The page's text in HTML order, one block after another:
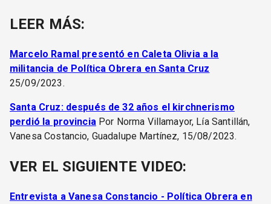
LEER MÁS:
Marcelo Ramal presentó en Caleta Olivia a la
militancia de Política Obrera en Santa Cruz
25/09/2023.
Santa Cruz: después de 32 años el kirchnerismo
perdió la provinciaPor Norma Villamayor, Lía Santillán,
Vanesa Costancio, Guadalupe Martínez, 15/08/2023.
VER EL SIGUIENTE VIDEO:
Entrevista a Vanesa Constancio - Política Obrera en